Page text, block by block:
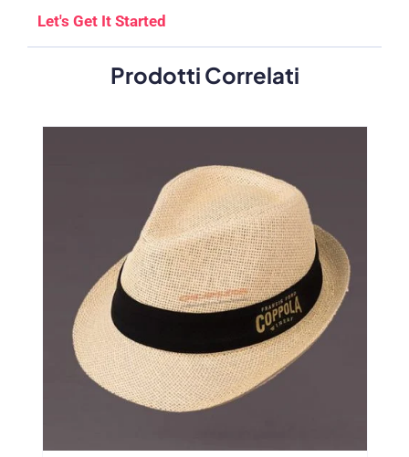
Let's Get It Started
Prodotti Correlati